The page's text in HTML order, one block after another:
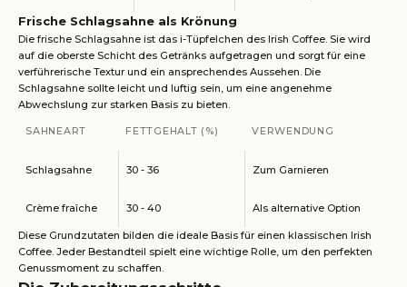
Frische Schlagsahne als Krönung
Die frische Schlagsahne ist das i-Tüpfelchen des Irish Coffee. Sie wird
auf die oberste Schicht des Getränks aufgetragen und sorgt für eine
verführerische Textur und ein ansprechendes Aussehen. Die
Schlagsahne sollte leicht und luftig sein, um eine angenehme
Abwechslung zur starken Basis zu bieten.
SAHNEART FETTGEHALT (%) VERWENDUNG
Schlagsahne 30 - 36 Zum Garnieren
Crème fraîche 30 - 40 Als alternative Option
Diese Grundzutaten bilden die ideale Basis für einen klassischen Irish
Coffee. Jeder Bestandteil spielt eine wichtige Rolle, um den perfekten
Genussmoment zu schaffen.